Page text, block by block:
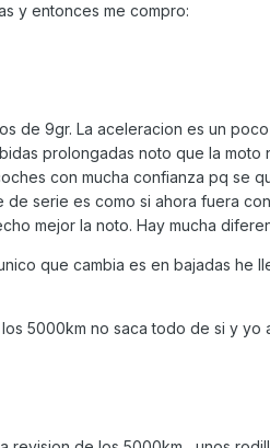
y entonces me compro:
de 9gr. La aceleracion es un
prolongadas noto que la
con mucha confianza pq se
de serie es como si ahora fuera
mejor la noto. Hay mucha
que cambia es en bajadas he
5000km no saca todo de si y yo